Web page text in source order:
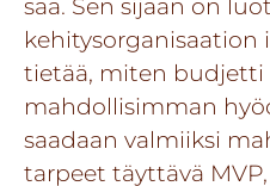
saa. Sen sijaan on
kehitysorganisaation
tietää, miten budjetti
mahdollisimman
saadaan valmiiksi
tarpeet täyttävä